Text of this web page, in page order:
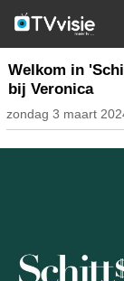
nieuws
Welkom in
bij Veronica
zondag 3 maart